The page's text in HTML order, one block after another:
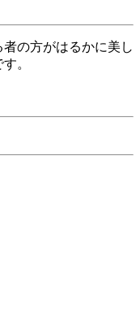
の方がはるかに美し
。